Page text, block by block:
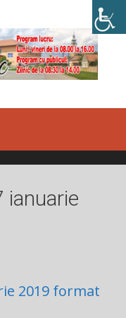
ianuarie
2019 format